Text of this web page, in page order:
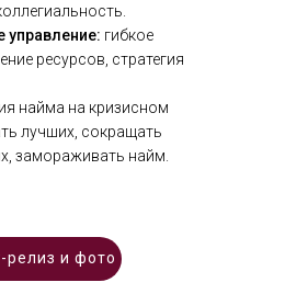
управление: гибкое
ресурсов, стратегия
найма на кризисном
лучших, сокращать
замораживать найм.
релиз и фото